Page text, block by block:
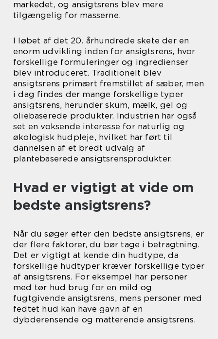
markedet, og ansigtsrens blev mere
tilgængelig for masserne.
I løbet af det 20. århundrede skete der en
enorm udvikling inden for ansigtsrens, hvor
forskellige formuleringer og ingredienser
blev introduceret. Traditionelt blev
ansigtsrens primært fremstillet af sæber, men
i dag findes der mange forskellige typer
ansigtsrens, herunder skum, mælk, gel og
oliebaserede produkter. Industrien har også
set en voksende interesse for naturlig og
økologisk hudpleje, hvilket har ført til
dannelsen af et bredt udvalg af
plantebaserede ansigtsrensprodukter.
Hvad er vigtigt at vide om
bedste ansigtsrens?
Når du søger efter den bedste ansigtsrens, er
der flere faktorer, du bør tage i betragtning.
Det er vigtigt at kende din hudtype, da
forskellige hudtyper kræver forskellige typer
af ansigtsrens. For eksempel har personer
med tør hud brug for en mild og
fugtgivende ansigtsrens, mens personer med
fedtet hud kan have gavn af en
dybderensende og matterende ansigtsrens.